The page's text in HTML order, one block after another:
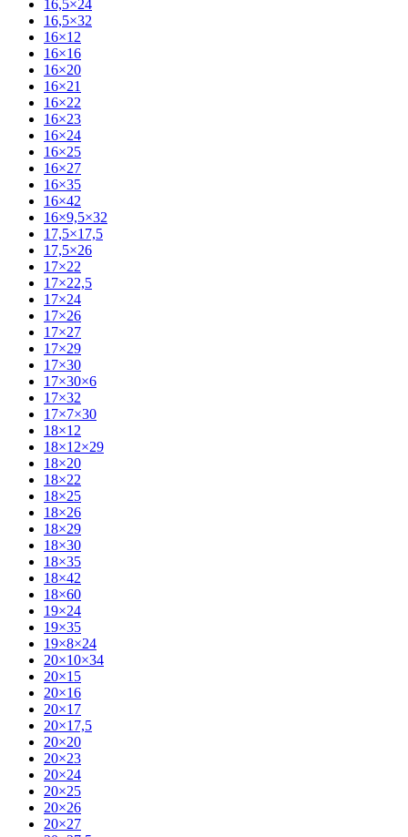
16,5×24
16,5×32
16×12
16×16
16×20
16×21
16×22
16×23
16×24
16×25
16×27
16×35
16×42
16×9,5×32
17,5×17,5
17,5×26
17×22
17×22,5
17×24
17×26
17×27
17×29
17×30
17×30×6
17×32
17×7×30
18×12
18×12×29
18×20
18×22
18×25
18×26
18×29
18×30
18×35
18×42
18×60
19×24
19×35
19×8×24
20×10×34
20×15
20×16
20×17
20×17,5
20×20
20×23
20×24
20×25
20×26
20×27